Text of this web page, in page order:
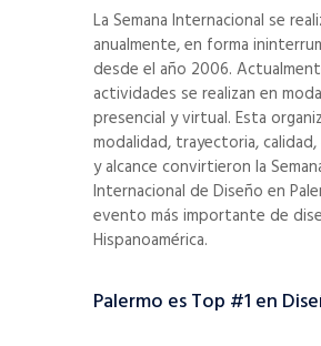
La Semana Internacional se
anualmente, en forma
desde el año 2006.
actividades se realizan en
presencial y virtual. Esta
modalidad, trayectoria,
y alcance convirtieron la
Internacional de Diseño en
evento más importante de
Hispanoamérica.
Palermo es Top #1 en